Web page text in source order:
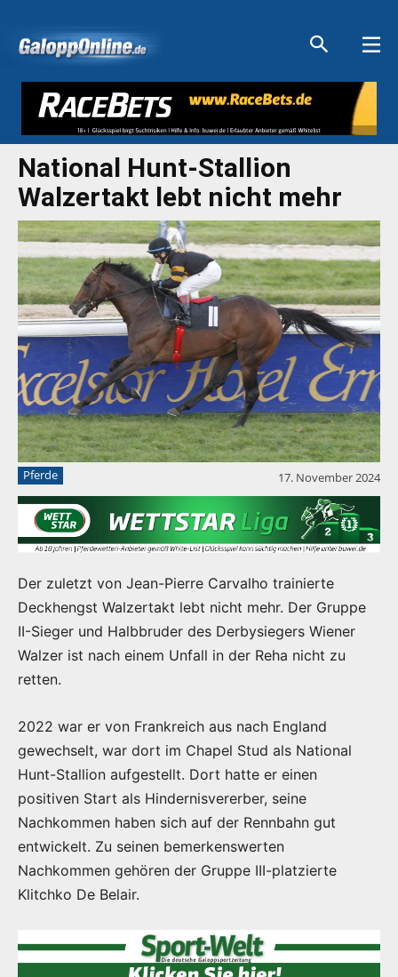
National Hunt-Stallion
Walzertakt lebt nicht mehr
Pferde 17. November 2024
Der zuletzt von Jean-Pierre Carvalho trainierte
Deckhengst Walzertakt lebt nicht mehr. Der Gruppe
II-Sieger und Halbbruder des Derbysiegers Wiener
Walzer ist nach einem Unfall in der Reha nicht zu
retten.
2022 war er von Frankreich aus nach England
gewechselt, war dort im Chapel Stud als National
Hunt-Stallion aufgestellt. Dort hatte er einen
positiven Start als Hindernisvererber, seine
Nachkommen haben sich auf der Rennbahn gut
entwickelt. Zu seinen bemerkenswerten
Nachkommen gehören der Gruppe III-platzierte
Klitchko De Belair.